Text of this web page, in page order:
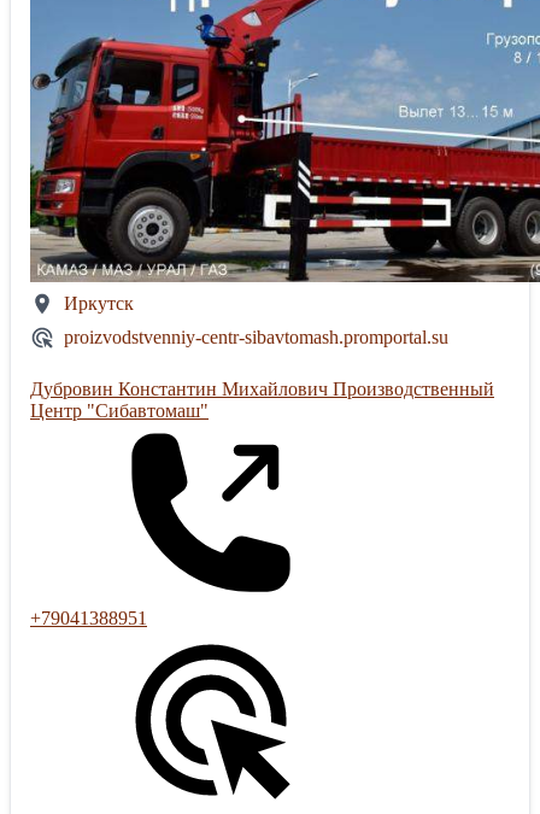
Иркутск
proizvodstvenniy-centr-sibavtomash.promportal.su
Дубровин Константин Михайлович Производственный
Центр "Сибавтомаш"
+79041388951